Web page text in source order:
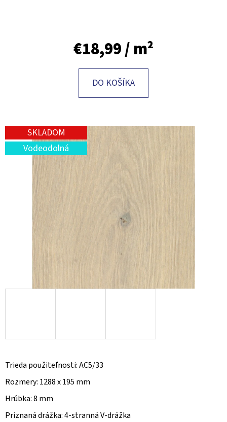
€18,99/ m²
DO KOŠÍKA
SKLADOM
Vodeodolná
Trieda použiteľnosti: AC5/33
Rozmery: 1288 x 195 mm
Hrúbka: 8 mm
Priznaná drážka: 4-stranná V-drážka